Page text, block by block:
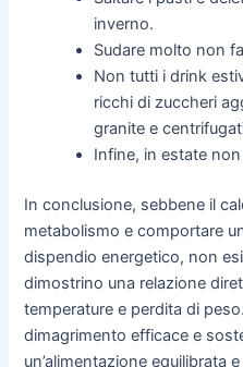
inverno.
Sudare molto non
Non tutti i drink
ricchi di zuccheri
granite e
Infine, in estate
In conclusione, sebbene il
metabolismo e comportare
dispendio energetico, non
dimostrino una relazione
temperature e perdita di
dimagrimento efficace e
un’alimentazione equilibrata